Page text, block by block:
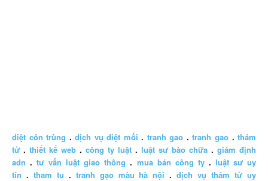
diệt côn trùng .dịch vụ diệt mối . tranh gao .tranh gao .thám
tử . thiết kế web . công ty luật . luật sư bào chữa . giám định
adn .tư vấn luật giao thông . mua bán công ty. luật sư uy
tín . tham tu . tranh gạo màu hà nội .dịch vụ thám tử uy